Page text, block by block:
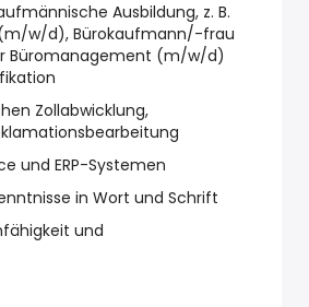
Ausbildung, z. B.
w/d), Bürokaufmann/-frau
(m/w/d)
Zollabwicklung,
und ERP-Systemen
in Wort und Schrift
und